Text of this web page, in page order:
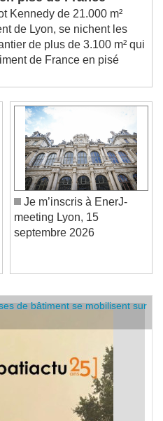
pisé de France
Kennedy de 21.000 m²
de Lyon, se nichent les
de plus de 3.100 m² qui
de France en pisé
Je m’inscris à EnerJ-
meeting Lyon, 15
de bâtiment se mobilisent sur